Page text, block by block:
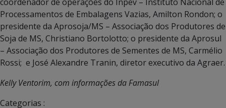
Processamentos de Embalagens Vazias, Amilton Rondon; o
presidente da Aprosoja/MS – Associação dos Produtores de
Soja de MS, Christiano Bortolotto; o presidente da Aprosul
– Associação dos Produtores de Sementes de MS, Carmélio
Rossi; e José Alexandre Tranin, diretor executivo da Agraer.
Kelly Ventorim, com informações da Famasul
Categorias :